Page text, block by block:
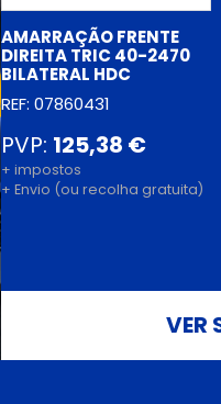
AMARRAÇÃO FRENTE
DIREITA TRIC 40-2470
BILATERAL HDC
REF: 07860431
PVP: 125,38 €
+ impostos
+ Envio (ou recolha gratuita)
VER